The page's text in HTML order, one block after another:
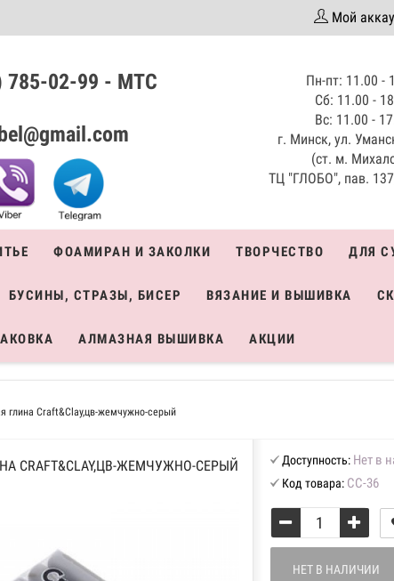
Мой
785-02-99 - МТС
Пн-пт: 11.00 -
Сб: 11.00 -
Вс: 11.00 -
г. Минск, ул.
(ст. м.
ТЦ "ГЛОБО", пав.
ФОАМИРАН И ЗАКОЛКИ ТВОРЧЕСТВО ДЛЯ
БУСИНЫ, СТРАЗЫ, БИСЕР ВЯЗАНИЕ И ВЫШИВКА
АЛМАЗНАЯ ВЫШИВКА АКЦИИ
глина Craft&Clay,цв-жемчужно-серый
CRAFT&CLAY,ЦВ-ЖЕМЧУЖНО-СЕРЫЙ Доступность:Нет в
Код товара: СС-36
НЕТ В НАЛИЧИИ